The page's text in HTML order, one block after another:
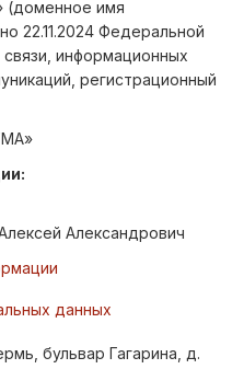
(доменное имя
22.11.2024 Федеральной
информационных
регистрационный
Александрович
данных
бульвар Гагарина, д.